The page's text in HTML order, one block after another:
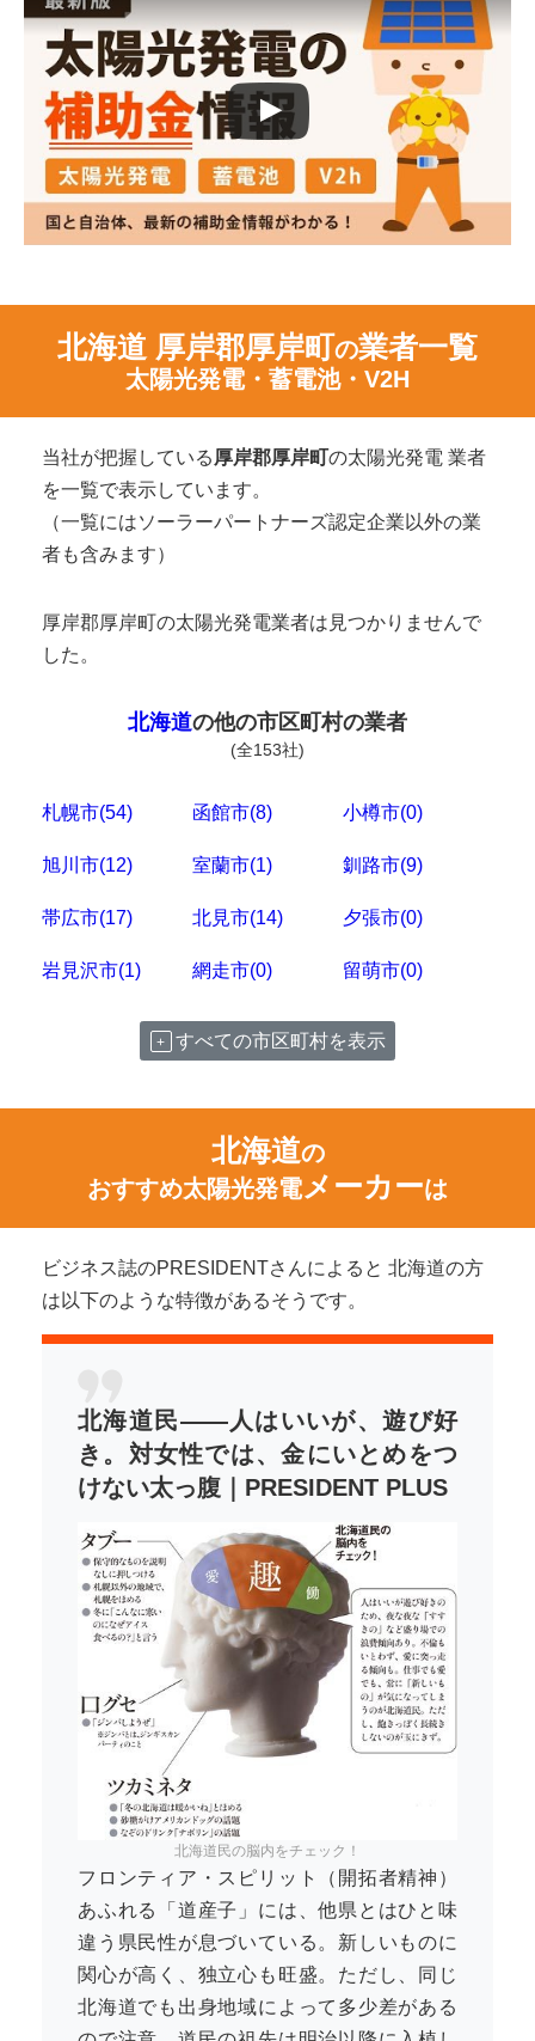
北海道 厚岸郡厚岸町の業者一覧
太陽光発電・蓄電池・V2H
当社が把握している 厚岸郡厚岸町の太陽光発電 業者
を一覧で表示しています。
（一覧にはソーラーパートナーズ認定企業以外の業
者も含みます）
厚岸郡厚岸町の太陽光発電業者は見つかりませんで
した。
北海道の他の市区町村の業者
(全153社)
札幌市(54) 函館市(8) 小樽市(0)
旭川市(12) 室蘭市(1) 釧路市(9)
帯広市(17) 北見市(14) 夕張市(0)
岩見沢市(1) 網走市(0) 留萌市(0)
すべての市区町村を表示
北海道の
おすすめ太陽光発電メーカーは
ビジネス誌のPRESIDENTさんによると 北海道の方
は以下のような特徴があるそうです。
北海道民――人はいいが、遊び好
き。対女性では、金にいとめをつ
けない太っ腹｜PRESIDENT PLUS
北海道民の脳内をチェック！
フロンティア・スピリット（開拓者精神）
あふれる「道産子」には、他県とはひと味
違う県民性が息づいている。新しいものに
関心が高く、独立心も旺盛。ただし、同じ
北海道でも出身地域によって多少差がある